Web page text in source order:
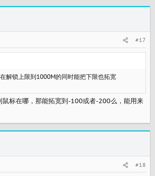
#17
解锁上限到1000M的同时能把下限也拓宽
标在哪，那能拓宽到-100或者-200么，能用来
#18